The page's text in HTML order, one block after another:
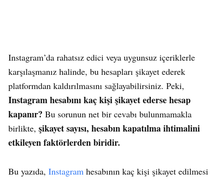
Instagram’da rahatsız edici veya uygunsuz içeriklerle
karşılaşmanız halinde, bu hesapları şikayet ederek
platformdan kaldırılmasını sağlayabilirsiniz. Peki,
Instagram hesabını kaç kişi şikayet ederse hesap
kapanır? Bu sorunun net bir cevabı bulunmamakla
birlikte, şikayet sayısı, hesabın kapatılma ihtimalini
etkileyen faktörlerden biridir.
Bu yazıda, Instagram hesabının kaç kişi şikayet edilmesi